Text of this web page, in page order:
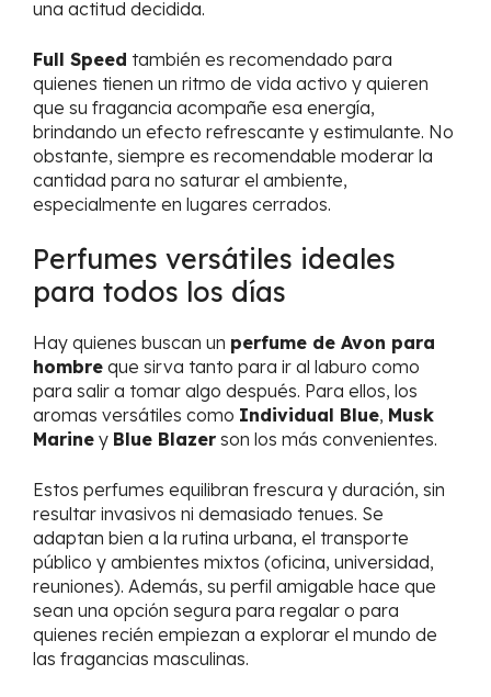
una actitud decidida.
Full Speed también es recomendado para
quienes tienen un ritmo de vida activo y quieren
que su fragancia acompañe esa energía,
brindando un efecto refrescante y estimulante. No
obstante, siempre es recomendable moderar la
cantidad para no saturar el ambiente,
especialmente en lugares cerrados.
Perfumes versátiles ideales
para todos los días
Hay quienes buscan un perfume de Avon para
hombre que sirva tanto para ir al laburo como
para salir a tomar algo después. Para ellos, los
aromas versátiles como Individual Blue, Musk
Marine y Blue Blazer son los más convenientes.
Estos perfumes equilibran frescura y duración, sin
resultar invasivos ni demasiado tenues. Se
adaptan bien a la rutina urbana, el transporte
público y ambientes mixtos (oficina, universidad,
reuniones). Además, su perfil amigable hace que
sean una opción segura para regalar o para
quienes recién empiezan a explorar el mundo de
las fragancias masculinas.